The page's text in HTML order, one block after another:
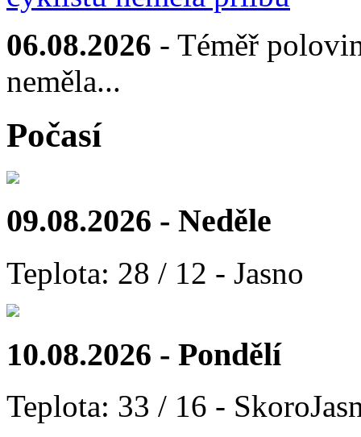
06.08.2026 - Téměř
neměla...
Počasí
09.08.2026 - Neděle
Teplota: 28 / 12 - Jasno
10.08.2026 - Pondělí
Teplota: 33 / 16 -